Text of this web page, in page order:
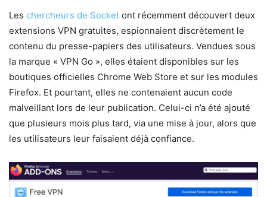
Les chercheurs de Socket ont récemment découvert deux
extensions VPN gratuites, espionnaient discrètement le
contenu du presse-papiers des utilisateurs. Vendues sous
la marque « VPN Go », elles étaient disponibles sur les
boutiques officielles Chrome Web Store et sur les modules
Firefox. Et pourtant, elles ne contenaient aucun code
malveillant lors de leur publication. Celui-ci n’a été ajouté
que plusieurs mois plus tard, via une mise à jour, alors que
les utilisateurs leur faisaient déjà confiance.